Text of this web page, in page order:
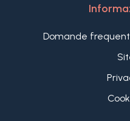
Domande